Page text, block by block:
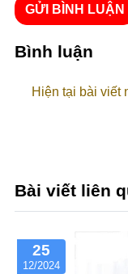
GỬI BÌNH LUẬN
Bình luận
Hiện tại bài viết
Bài viết liên
25
12/2024